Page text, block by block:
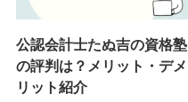
公認会計士たぬ吉の資格塾
の評判は？メリット・デメ
リット紹介